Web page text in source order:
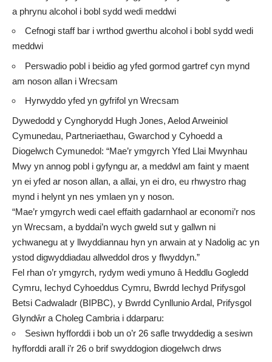
a phrynu alcohol i bobl sydd wedi meddwi
Cefnogi staff bar i wrthod gwerthu alcohol i bobl sydd wedi
meddwi
Perswadio pobl i beidio ag yfed gormod gartref cyn mynd
am noson allan i Wrecsam
Hyrwyddo yfed yn gyfrifol yn Wrecsam
Dywedodd y Cynghorydd Hugh Jones, Aelod Arweiniol
Cymunedau, Partneriaethau, Gwarchod y Cyhoedd a
Diogelwch Cymunedol: “Mae’r ymgyrch Yfed Llai Mwynhau
Mwy yn annog pobl i gyfyngu ar, a meddwl am faint y maent
yn ei yfed ar noson allan, a allai, yn ei dro, eu rhwystro rhag
mynd i helynt yn nes ymlaen yn y noson.
“Mae’r ymgyrch wedi cael effaith gadarnhaol ar economi’r nos
yn Wrecsam, a byddai’n wych gweld sut y gallwn ni
ychwanegu at y llwyddiannau hyn yn arwain at y Nadolig ac yn
ystod digwyddiadau allweddol dros y flwyddyn.”
Fel rhan o’r ymgyrch, rydym wedi ymuno â Heddlu Gogledd
Cymru, Iechyd Cyhoeddus Cymru, Bwrdd Iechyd Prifysgol
Betsi Cadwaladr (BIPBC), y Bwrdd Cynllunio Ardal, Prifysgol
Glyndŵr a Choleg Cambria i ddarparu:
Sesiwn hyfforddi i bob un o’r 26 safle trwyddedig a sesiwn
hyfforddi arall i’r 26 o brif swyddogion diogelwch drws